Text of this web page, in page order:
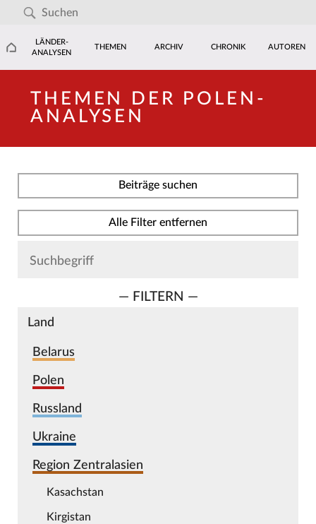
LÄNDER-
ANALYSEN
THEMEN ARCHIV CHRONIK AUTOREN
THEMEN DER POLEN-
ANALYSEN
Beiträge suchen
Alle Filter entfernen
— FILTERN —
Land
Belarus
Polen
Russland
Ukraine
Region Zentralasien
Kasachstan
Kirgistan